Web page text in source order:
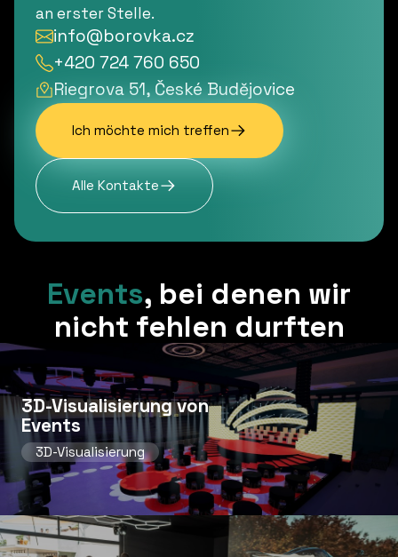
an erster Stelle.
info@borovka.cz
+420 724 760 650
Riegrova 51, České Budějovice
Ich möchte mich treffen
Alle Kontakte
Events, bei denen wir
nicht fehlen durften
3D-Visualisierung von
Events
3D-Visualisierung